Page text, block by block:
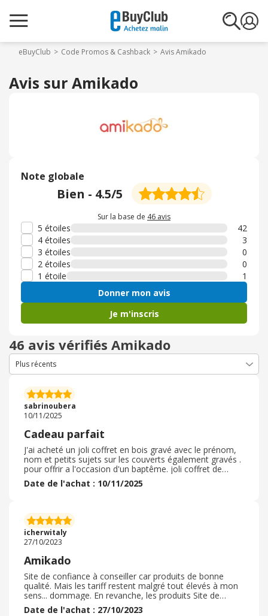
eBuyClub Code Promos & Cashback Avis Amikado
Avis sur Amikado
Note globale
Bien - 4.5/5
Sur la base de 46 avis
5 étoiles
42
4 étoiles
3
3 étoiles
0
2 étoiles
0
1 étoile
1
Donner mon avis
Je m'inscris
46 avis vérifiés Amikado
sabrinoubera
10/11/2025
Cadeau parfait
J'ai acheté un joli coffret en bois gravé avec le prénom,
nom et petits sujets sur les couverts également gravés .
pour offrir a l'occasion d'un baptême. joli coffret de
couverts gravé au prénom de l'enfant pour son baptême
Très beau cadeau original qui a beaucoup plu, aux
recommande ce site. Je suis 100% satisfaite de mon
achat . La livraison à également était très rapide. jai reçu
le colis en moins d'une semaine.
Date de l'achat : 10/11/2025
icherwitaly
27/10/2023
Amikado
Site de confiance à conseiller car produits de bonne
qualité. Mais les tariff restent malgré tout élevés à mon
sens... dommage. En revanche, les produits Site de
confiance à conseiller car produits de bonne qualité.
Date de l'achat : 27/10/2023